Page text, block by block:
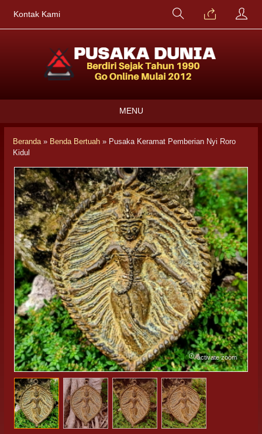
Kontak Kami
MENU
Beranda» Benda Bertuah » Pusaka Keramat Pemberian Nyi Roro
Kidul
activate zoom